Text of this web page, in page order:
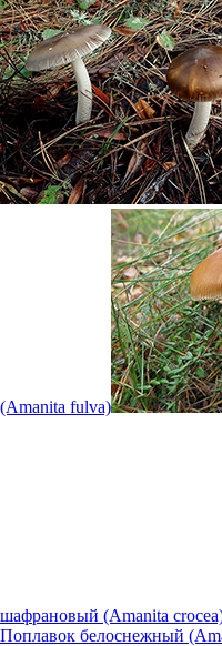
(Amanita fulva)
шафрановый (Amanita
Поплавок белоснежный